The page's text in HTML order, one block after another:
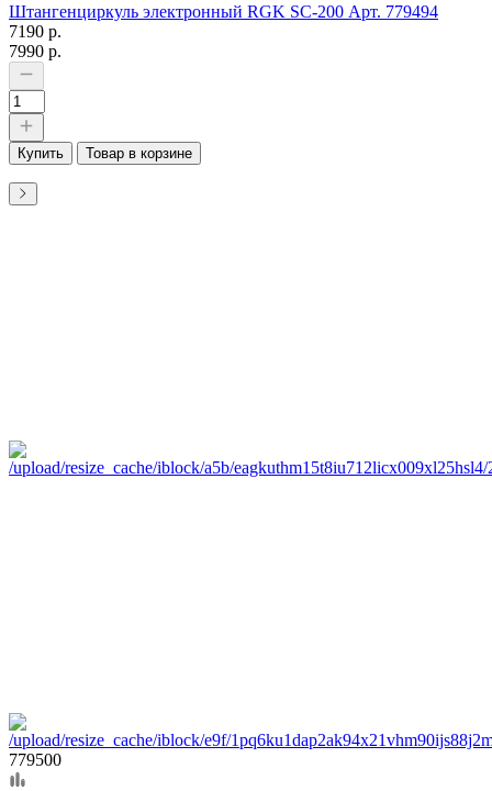
Штангенциркуль электронный RGK SC-200 Арт. 779494
7190 р.
7990 р.
Купить Товар в корзине
779500